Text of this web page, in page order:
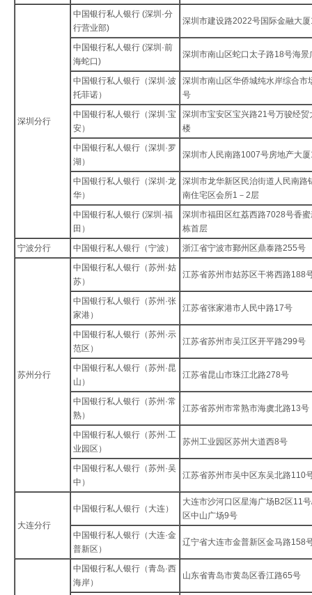
深圳分行
中国银行私人银行 (深圳·分
行营业部)
深圳市建设路2022号国际金融大
中国银行私人银行 (深圳·前
海蛇口)
深圳市南山区蛇口太子路18号海景
中国银行私人银行（深圳·波
托菲诺）
深圳市南山区华侨城纯水岸综合市
号
中国银行私人银行（深圳·宝
安）
深圳市宝安区宝兴路21号万骏经贸
楼
中国银行私人银行（深圳·罗
湖）
深圳市人民南路1007号房地产大
中国银行私人银行（深圳·龙
华）
深圳市龙华新区民治街道人民南路
南住宅区会所1－2层
中国银行私人银行 (深圳·福
田）
深圳市福田区红荔西路7028号香
栋首层
宁波分行
中国银行私人银行（宁波） 浙江省宁波市鄞州区鼎泰路255号
苏州分行
中国银行私人银行（苏州·姑
苏）
江苏省苏州市姑苏区干将西路188
中国银行私人银行（苏州·张
家港）
江苏省张家港市人民中路17号
中国银行私人银行（苏州·示
范区）
江苏省苏州市吴江区开平路299号
中国银行私人银行（苏州·昆
山）
江苏省昆山市珠江北路278号
中国银行私人银行（苏州·常
熟）
江苏省苏州市常熟市海虞北路13号
中国银行私人银行（苏州·工
业园区）
苏州工业园区苏州大道西8号
中国银行私人银行（苏州·吴
中）
江苏省苏州市吴中区东吴北路110
大连分行
中国银行私人银行（大连）
大连市沙河口区星海广场B2区11
区中山广场9号
中国银行私人银行（大连·金
普新区）
辽宁省大连市金普新区金马路158
中国银行私人银行（青岛·西
海岸）
山东省青岛市黄岛区香江路65号